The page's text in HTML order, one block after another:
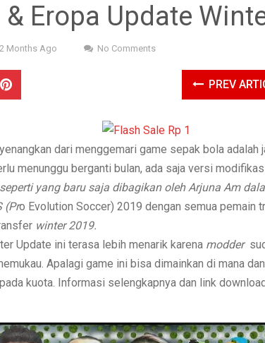
Eropa Update
2 Months Ago No Comments
PREV
dari menggemari game sepak bola adalah
menunggu berganti bulan, ada saja versi
yang baru saja dibagikan oleh Arjuna Am
(Pro Evolution Soccer) 2019 dengan semua pemain
winter 2019.
Update ini terasa lebih menarik karena modder
Apalagi game ini bisa dimainkan di mana
kuota. Informasi selengkapnya dan link